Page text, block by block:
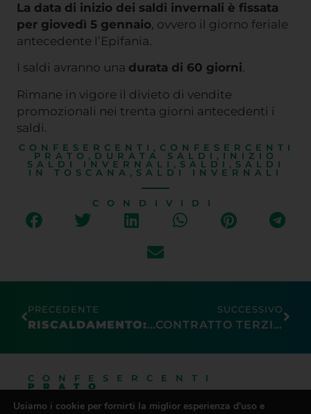
La data di inizio dei saldi invernali è fissata
per giovedì 5 gennaio, ovvero il giorno feriale
antecedente l’Epifania.
I saldi avranno una durata di 60 giorni.
Rimane in vigore il divieto di vendite
promozionali nei trenta giorni antecedenti i
saldi.
CONFESERCENTI , CONFESERCENTI
PRATO , DURATA SALDI , INIZIO
SALDI INVERNALI , SALDI , SALDI
IN TOSCANA , SALDI INVERNALI
CONDIVIDI
PRECEDENTE
RISCALDAMENTO: USCITO IL DECRETO CON I NUOVI LIMITI
SUCCESSIVO
CONTRATTO TERZIARIO “UNA TANTUM” DA 350 EURO E 30 EURO MENSILI COME ACCONTO SUI FUTURI AUMENTI
CONFESERCENTI
PRATO
Usiamo i cookie per fornirti la miglior esperienza d'uso e